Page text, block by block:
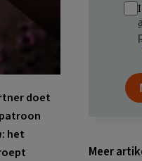
doet
: het
Meer